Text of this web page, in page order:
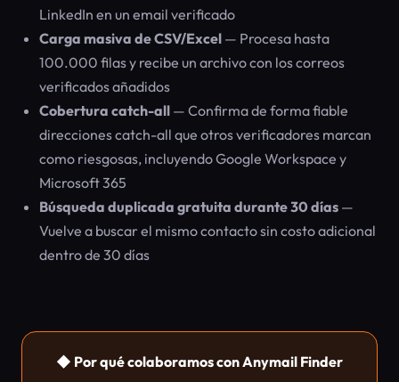
LinkedIn en un email verificado
Carga masiva de CSV/Excel — Procesa hasta
100.000 filas y recibe un archivo con los correos
verificados añadidos
Cobertura catch-all — Confirma de forma fiable
direcciones catch-all que otros verificadores marcan
como riesgosas, incluyendo Google Workspace y
Microsoft 365
Búsqueda duplicada gratuita durante 30 días —
Vuelve a buscar el mismo contacto sin costo adicional
dentro de 30 días
◆ Por qué colaboramos con Anymail Finder